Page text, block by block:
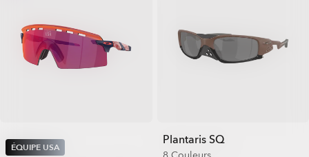
ÉQUIPE USA Plantaris SQ